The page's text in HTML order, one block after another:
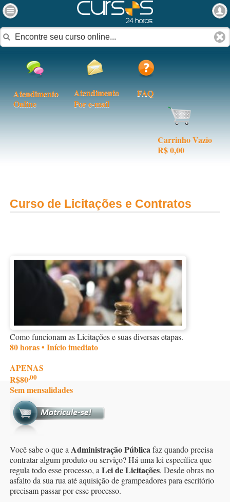
Atendimento
Online
Atendimento
Por e-mail
FAQ
Carrinho Vazio
R$ 0,00
Curso de Licitações e Contratos
Como funcionam as Licitações e suas diversas etapas.
80 horas • Início imediato
APENAS
R$80,00
Sem mensalidades
Você sabe o que a Administração Públicafaz quando precisa
contratar algum produto ou serviço? Há uma lei específica que
regula todo esse processo, a Lei de Licitações. Desde obras no
asfalto da sua rua até aquisição de grampeadores para escritório
precisam passar por esse processo.